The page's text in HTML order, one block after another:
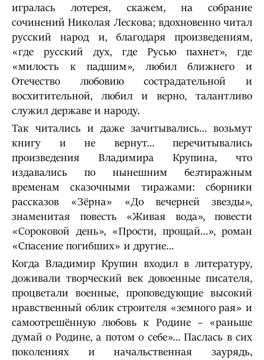
игралась лотерея, скажем, на собрание
сочинений Николая Лескова; вдохновенно читал
русский народ и, благодаря произведениям,
«где русский дух, где Русью пахнет», где
«милость к падшим», любил ближнего и
Отечество любовию сострадательной и
восхитительной, любил и верно, талантливо
служил державе и народу.
Так читались и даже зачитывались… возьмут
книгу и не вернут… перечитывались
произведения Владимира Крупина, что
издавались по нынешним безтиражным
временам сказочными тиражами: сборники
рассказов «Зёрна» «До вечерней звезды»,
знаменитая повесть «Живая вода», повести
«Сороковой день», «Прости, прощай…», роман
«Спасение погибших» и другие…
Когда Владимир Крупин входил в литературу,
доживали творческий век довоенные писателя,
процветали военные, проповедующие высокий
нравственный облик строителя «земного рая» и
самоотрешённую любовь к Родине – «раньше
думай о Родине, а потом о себе»… Паслась в сих
поколениях и начальственная заурядь,